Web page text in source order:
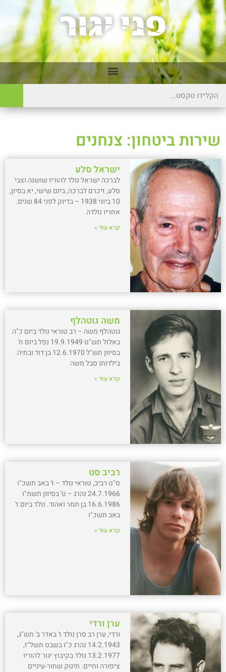
שירות ביטחון: צנחנים
ישראל סלע
לברכה ישראל נולד להוריו שושנה וצבי
סלע, זיכרם לברכה, ביום שישי, יא בסיון,
10 ביוני 1938 – בדיוק לפני 84 שנים.
אחריו נולדה
קרא עוד »
משה גוטהלף
גוטהלף משה – רב טוראי נולד ביום כ"ה
באלול תש"ט 19.9.1949 נפל ביום ח'
בסיוון תש"ל 12.6.1970 בן דוד ובתיה.
בילדותו סבל משה
קרא עוד »
רביב סט
ס"ט רביב, טוראי נולד – ז' באב תשכ"ו
24.7.1966 נהרג – ט' בסיוון תשמ"ו
16.6.1986 בן תמר ואהוד. נולד ביום ז'
באב תשכ"ו
קרא עוד »
ערן ורדי
ורדי, ערן רב סרן נולד ז' באדר ב' תש"ג,
14.2.1943 נהרג כ"ו בשבט תשל"ז,
13.2.1977 נולד בקיבוץ יגור להוריו
ציפורה וחיים. תינוק שחור-עיניים